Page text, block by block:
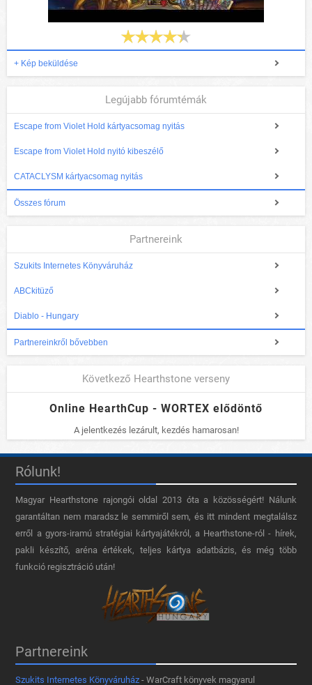
+ Kép beküldése
Legújabb fórumtémák
Escape from Violet Hold kártyacsomag nyitás
Escape from Violet Hold nyitó kibeszélő
CATACLYSM kártyacsomag nyitás
Összes fórum
Partnereink
Szukits Internetes Könyváruház
ABCkitüző
Diablo - Hungary
Partnereinkről bővebben
Következő Hearthstone verseny
Online HearthCup - WORTEX elődöntő
A jelentkezés lezárult, kezdés hamarosan!
Rólunk!
Magyar Hearthstone​ rajongói oldal 2013 óta a közösségért! Nálunk
garantáltan nem maradsz le semmiről sem, és itt mindent megtalálsz
erről a gyors-iramú stratégiai kártyajátékról, a Hearthstone-ról - hírek,
pakli készítő, aréna értékek, teljes kártya adatbázis, és még több
funkció regisztráció után!
Partnereink
Szukits Internetes Könyváruház - WarCraft könyvek magyarul